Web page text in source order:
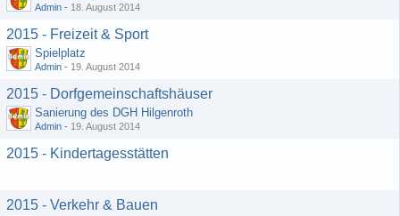
Admin - 18. August 2014
2015 - Freizeit & Sport
Spielplatz
Admin - 19. August 2014
2015 - Dorfgemeinschaftshäuser
Sanierung des DGH Hilgenroth
Admin - 19. August 2014
2015 - Kindertagesstätten
2015 - Verkehr & Bauen